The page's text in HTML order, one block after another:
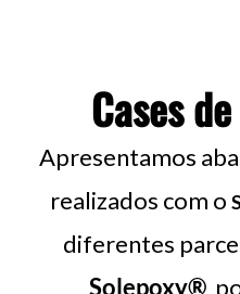
Cases
Apresentamos
realizados com o
diferentes
Solepoxy®